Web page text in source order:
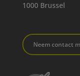
1000 Brussel
Neem contact